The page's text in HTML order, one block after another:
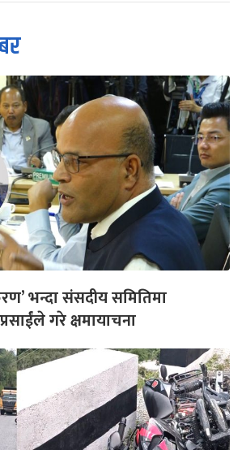
भन्दा संसदीय समितिमा
गरे क्षमायाचना